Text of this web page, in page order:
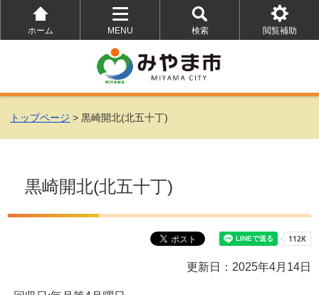
ホーム
MENU
を
開
く
検索
を
開
く
閲覧補助
を
トップページ > 黒崎開北(北五十丁)
黒崎開北(北五十丁)
更新日：2025年4月14日